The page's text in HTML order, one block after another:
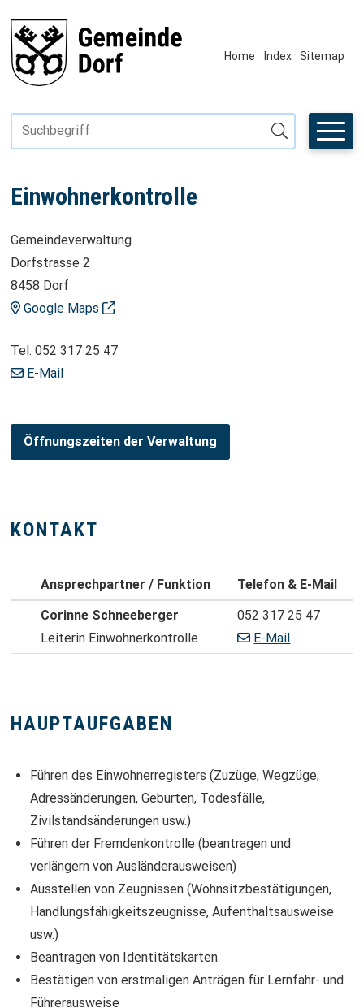
Navigieren in Fiktivhausen
Home Index Sitemap
Suchbegriff
Suche starten
Einwohnerkontrolle
ADRESSE
Gemeindeverwaltung
Dorfstrasse 2
8458 Dorf
Google Maps
Tel. 052 317 25 47
E-Mail
Öffnungszeiten der Verwaltung
KONTAKT
Porträt
Ansprechpartner / Funktion Telefon & E-Mail
Corinne Schneeberger
Leiterin Einwohnerkontrolle
Zentrale
052 317 25 47
E-Mail
BESCHREIBUNG
HAUPTAUFGABEN
Führen des Einwohnerregisters (Zuzüge, Wegzüge,
Adressänderungen, Geburten, Todesfälle,
Zivilstandsänderungen usw.)
Führen der Fremdenkontrolle (beantragen und
verlängern von Ausländer­ausweisen)
Ausstellen von Zeugnissen (Wohnsitzbestätigungen,
Handlungsfähig­keitszeugnisse, Aufenthaltsausweise
usw.)
Beantragen von Identitätskarten
Bestätigen von erstmaligen Anträgen für Lernfahr- und
Führerausweise